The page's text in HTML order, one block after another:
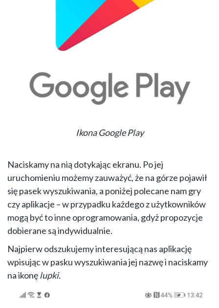
Ikona Google Play
Naciskamy na nią dotykając ekranu. Po jej
uruchomieniu możemy zauważyć, że na górze pojawił
się pasek wyszukiwania, a poniżej polecane nam gry
czy aplikacje – w przypadku każdego z użytkowników
mogą być to inne oprogramowania, gdyż propozycje
dobierane są indywidualnie.
Najpierw odszukujemy interesującą nas aplikację
wpisując w pasku wyszukiwania jej nazwę i naciskamy
na ikonęlupki.